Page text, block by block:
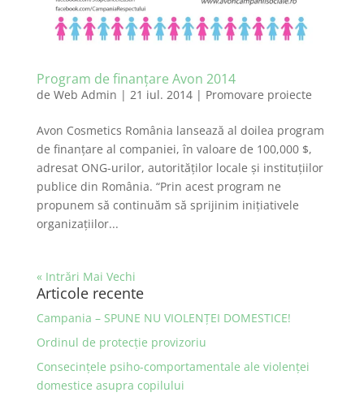
Program de finanțare Avon 2014
de Web Admin | 21 iul. 2014| Promovare proiecte
Avon Cosmetics România lansează al doilea program
de finanțare al companiei, în valoare de 100,000 $,
adresat ONG-urilor, autorităților locale și instituțiilor
publice din România. “Prin acest program ne
propunem să continuăm să sprijinim inițiativele
organizațiilor...
« Intrări Mai Vechi
Articole recente
Campania – SPUNE NU VIOLENȚEI DOMESTICE!
Ordinul de protecţie provizoriu
Consecinţele psiho-comportamentale ale violenţei
domestice asupra copilului